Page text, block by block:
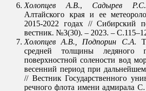
Холопцев А.В., Садырев Р.С.
Алтайского края и ее
2015-2022 годах // Сибирский
вестник. №3(30). – 2023. –
Холопцев А.В., Подпорин С.А.
средней толщины ледяного
поверхностной солености вод
весенний период при
// Вестник Государственного
речного флота имени адмирала